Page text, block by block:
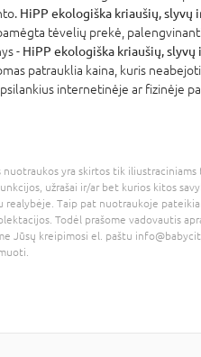
HiPP ekologiška kriaušių,
tėvelių prekė,
- HiPP ekologiška kriaušių,
patrauklia kaina, kuris
internetinėje ar fizinėje
nuotraukos yra skirtos tik iliustraciniams
užrašai ir/ar bet kurios kitos
realybėje. Taip pat nuotraukoje
Todėl prašome vadovautis
Jūsų kreipimosi el. paštu